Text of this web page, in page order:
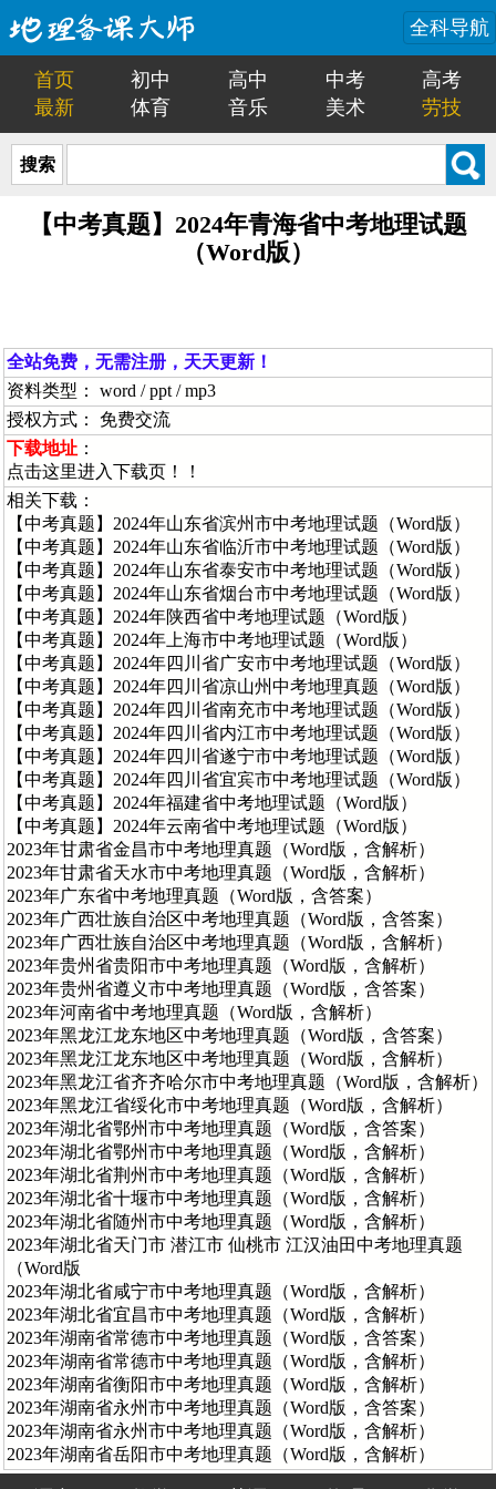
全科导航
首页 初中 高中 中考
高考
最新
体育 音乐 美术 劳技
搜索
【中考真题】2024年青海省中考地理试题
（Word版）
全站免费，无需注册，天天更新！
资料类型： word / ppt / mp3
授权方式： 免费交流
下载地址 ：
点击这里进入下载页！！
相关下载：
【中考真题】2024年山东省滨州市中考地理试题（Word版）
【中考真题】2024年山东省临沂市中考地理试题（Word版）
【中考真题】2024年山东省泰安市中考地理试题（Word版）
【中考真题】2024年山东省烟台市中考地理试题（Word版）
【中考真题】2024年陕西省中考地理试题（Word版）
【中考真题】2024年上海市中考地理试题（Word版）
【中考真题】2024年四川省广安市中考地理试题（Word版）
【中考真题】2024年四川省凉山州中考地理真题（Word版）
【中考真题】2024年四川省南充市中考地理试题（Word版）
【中考真题】2024年四川省内江市中考地理试题（Word版）
【中考真题】2024年四川省遂宁市中考地理试题（Word版）
【中考真题】2024年四川省宜宾市中考地理试题（Word版）
【中考真题】2024年福建省中考地理试题（Word版）
【中考真题】2024年云南省中考地理试题（Word版）
2023年甘肃省金昌市中考地理真题（Word版，含解析）
2023年甘肃省天水市中考地理真题（Word版，含解析）
2023年广东省中考地理真题（Word版，含答案）
2023年广西壮族自治区中考地理真题（Word版，含答案）
2023年广西壮族自治区中考地理真题（Word版，含解析）
2023年贵州省贵阳市中考地理真题（Word版，含解析）
2023年贵州省遵义市中考地理真题（Word版，含答案）
2023年河南省中考地理真题（Word版，含解析）
2023年黑龙江龙东地区中考地理真题（Word版，含答案）
2023年黑龙江龙东地区中考地理真题（Word版，含解析）
2023年黑龙江省齐齐哈尔市中考地理真题（Word版，含解析）
2023年黑龙江省绥化市中考地理真题（Word版，含解析）
2023年湖北省鄂州市中考地理真题（Word版，含答案）
2023年湖北省鄂州市中考地理真题（Word版，含解析）
2023年湖北省荆州市中考地理真题（Word版，含解析）
2023年湖北省十堰市中考地理真题（Word版，含解析）
2023年湖北省随州市中考地理真题（Word版，含解析）
2023年湖北省天门市 潜江市 仙桃市 江汉油田中考地理真题
（Word版
2023年湖北省咸宁市中考地理真题（Word版，含解析）
2023年湖北省宜昌市中考地理真题（Word版，含解析）
2023年湖南省常德市中考地理真题（Word版，含答案）
2023年湖南省常德市中考地理真题（Word版，含解析）
2023年湖南省衡阳市中考地理真题（Word版，含解析）
2023年湖南省永州市中考地理真题（Word版，含答案）
2023年湖南省永州市中考地理真题（Word版，含解析）
2023年湖南省岳阳市中考地理真题（Word版，含解析）